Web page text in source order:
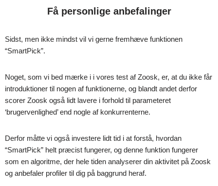
Få personlige anbefalinger
Sidst, men ikke mindst vil vi gerne fremhæve funktionen
“SmartPick”.
Noget, som vi bed mærke i i vores test af Zoosk, er, at du ikke får
introduktioner til nogen af funktionerne, og blandt andet derfor
scorer Zoosk også lidt lavere i forhold til parameteret
‘brugervenlighed’ end nogle af konkurrenterne.
Derfor måtte vi også investere lidt tid i at forstå, hvordan
“SmartPick” helt præcist fungerer, og denne funktion fungerer
som en algoritme, der hele tiden analyserer din aktivitet på Zoosk
og anbefaler profiler til dig på baggrund heraf.